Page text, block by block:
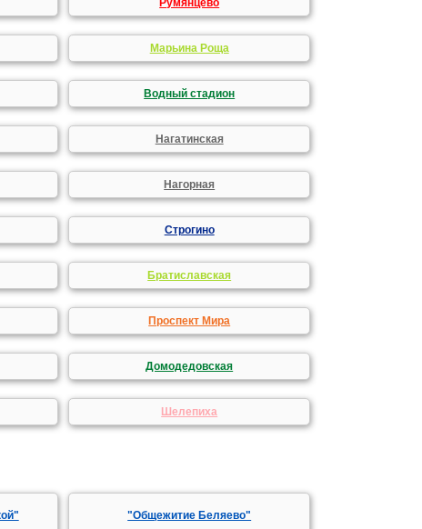
Румянцево
Марьина Роща
Водный стадион
Нагатинская
Нагорная
Строгино
Братиславская
Проспект Мира
Домодедовская
Шелепиха
"Общежитие Беляево"